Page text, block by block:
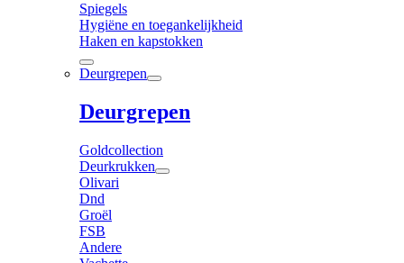
Spiegels
Hygiëne en toegankelijkheid
Haken en kapstokken
Deurgrepen
Deurgrepen
Goldcollection
Deurkrukken
Olivari
Dnd
Groël
FSB
Andere